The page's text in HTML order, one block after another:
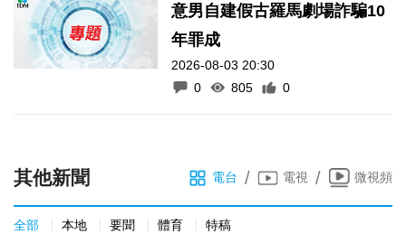
意男自建假古羅馬劇場詐騙10
年罪成
2026-08-03 20:30
0
805 0
其他新聞 電台 / 電視 / 微視頻
全部 本地 要聞 體育 特稿